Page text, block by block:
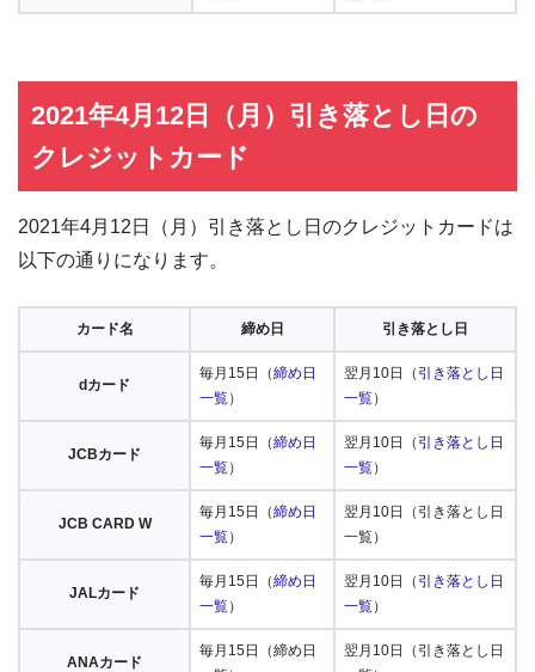
2021年4月12日（月）引き落とし日の
クレジットカード
2021年4月12日（月）引き落とし日のクレジットカードは
以下の通りになります。
カード名 締め日 引き落とし日
dカード
毎月15日（締め日
一覧）
翌月10日（ 引き落とし日
一覧）
JCBカード
毎月15日（締め日
一覧）
翌月10日（ 引き落とし日
一覧）
JCB CARD W
毎月15日（締め日
一覧）
翌月10日（引き落とし日
一覧）
JALカード
毎月15日（締め日
一覧）
翌月10日（ 引き落とし日
一覧）
ANAカード
毎月15日（締め日
翌月10日（引き落とし日